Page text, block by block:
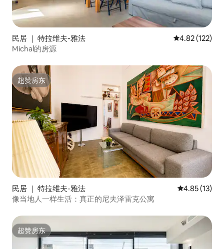
民居 ｜ 特拉维夫-雅法 平均评分 4.82
4.82 (122)
Michal的房源
超赞房东
超赞房东
民居 ｜ 特拉维夫-雅法 平均评分
4.85 (13)
像当地人一样生活：真正的尼夫泽雷克公寓
超赞房东
超赞房东